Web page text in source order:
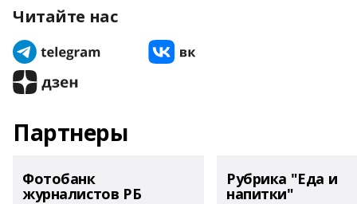
Читайте нас
Партнеры
Фотобанк
журналистов РБ
Рубрика "Еда и
напитки"